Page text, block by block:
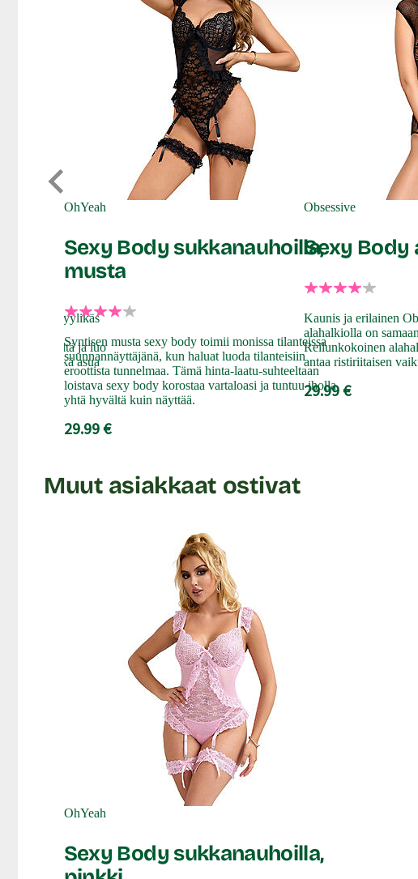
body on tyylikäs
miellyttävältä ja luo
sekä asua
OhYeah
Sexy Body sukkanauhoilla,
musta
Syntisen musta sexy body toimii monissa tilanteissa
suunnannäyttäjänä, kun haluat luoda tilanteisiin
eroottista tunnelmaa. Tämä hinta-laatu-suhteeltaan
loistava sexy body korostaa vartaloasi ja tuntuu iholla
yhtä hyvältä kuin näyttää.
29.99 €
Obsessive
Sexy Body
Kaunis ja erilainen
alahalkiolla on
Reilunkokoinen
antaa ristiriitaisen
29.99 €
Muut asiakkaat ostivat
OhYeah
Sexy Body sukkanauhoilla,